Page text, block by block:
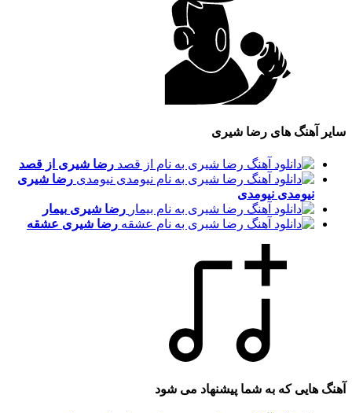
سایر آهنگ های رضا شیری
رضا شیری از قصد
رضا شیری
نیومدی نیومدی
رضا شیری بیمار
رضا شیری عشقه
آهنگ هایی که به شما پیشنهاد می شود